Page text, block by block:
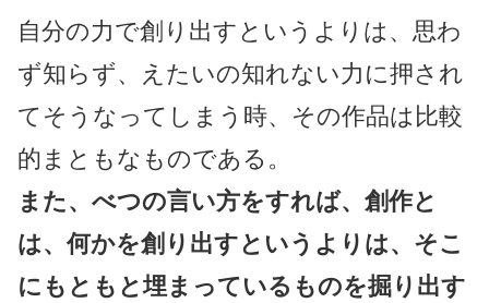
自分の力で創り出すというよりは、思わ
ず知らず、えたいの知れない力に押され
てそうなってしまう時、その作品は比較
的まともなものである。
また、べつの言い方をすれば、創作と
は、何かを創り出すというよりは、そこ
にもともと埋まっているものを掘り出す